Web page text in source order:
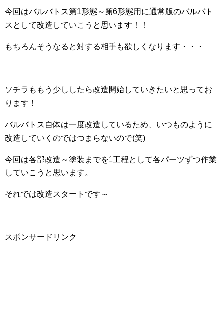
今回はバルバトス第1形態～第6形態用に通常版のバルバト
スとして改造していこうと思います！！
もちろんそうなると対する相手も欲しくなります・・・
ソチラももう少ししたら改造開始していきたいと思ってお
ります！
バルバトス自体は一度改造しているため、いつものように
改造していくのではつまらないので(笑)
今回は各部改造～塗装までを1工程として各パーツずつ作業
していこうと思います。
それでは改造スタートです～
スポンサードリンク